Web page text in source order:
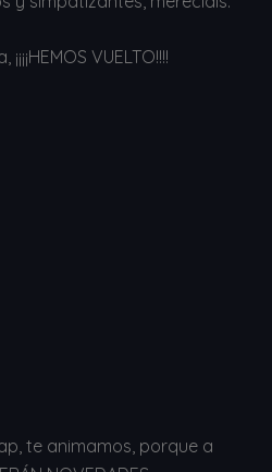
VUELTO!!!!
te animamos, porque a